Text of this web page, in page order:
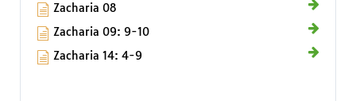
Zacharia 08
Zacharia 09: 9-10
Zacharia 14: 4-9